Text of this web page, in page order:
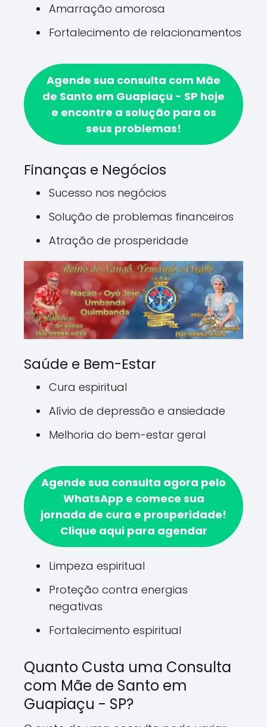
Amarração amorosa
Fortalecimento de relacionamentos
Agende sua consulta com Mãe
de Santo em Guapiaçu - SP hoje
e encontre a solução para os
seus problemas!
Finanças e Negócios
Sucesso nos negócios
Solução de problemas financeiros
Atração de prosperidade
Saúde e Bem-Estar
Cura espiritual
Alívio de depressão e ansiedade
Melhoria do bem-estar geral
Agende sua consulta agora pelo
WhatsApp e comece sua
jornada de cura e prosperidade!
Clique aqui para agendar
Limpeza espiritual
Proteção contra energias
negativas
Fortalecimento espiritual
Quanto Custa uma Consulta
com Mãe de Santo em
Guapiaçu - SP?